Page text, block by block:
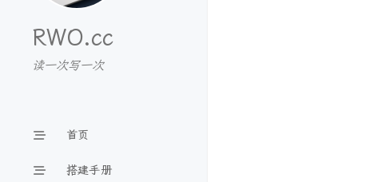
RWO.cc
读一次写一次
首页
搭建手册